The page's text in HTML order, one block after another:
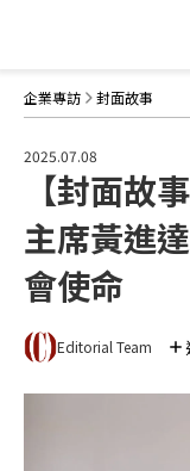
企業專訪 封面故事
2025.07.08
【封面故
主席黃進
會使命
Editorial Team